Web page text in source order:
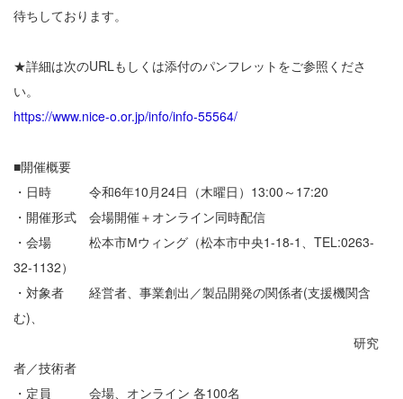
待ちしております。
★詳細は次のURLもしくは添付のパンフレットをご参照くださ
い。
https://www.nice-o.or.jp/info/info-55564/
■開催概要
・日時 令和6年10月24日（木曜日）13:00～17:20
・開催形式 会場開催＋オンライン同時配信
・会場 松本市Мウィング（松本市中央1-18-1、TEL:0263-
32-1132）
・対象者 経営者、事業創出／製品開発の関係者(支援機関含
む)、
研究
者／技術者
・定員 会場、オンライン 各100名